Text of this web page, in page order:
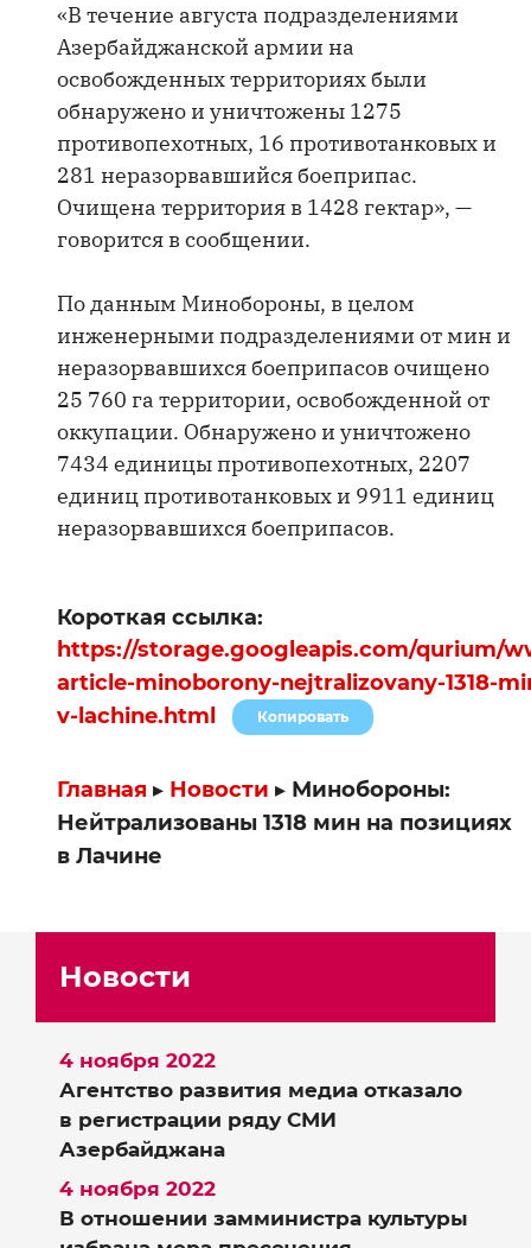
«В течение августа подразделениями
Азербайджанской армии на
освобожденных территориях были
обнаружено и уничтожены 1275
противопехотных, 16 противотанковых и
281 неразорвавшийся боеприпас.
Очищена территория в 1428 гектар», —
говорится в сообщении.
По данным Минобороны, в целом
инженерными подразделениями от мин и
неразорвавшихся боеприпасов очищено
25 760 га территории, освобожденной от
оккупации. Обнаружено и уничтожено
7434 единицы противопехотных, 2207
единиц противотанковых и 9911 единиц
неразорвавшихся боеприпасов.
Короткая ссылка:
https://storage.googleapis.com/qurium/
article-minoborony-nejtralizovany-1318-
v-lachine.html
Копировать
Главная ▸ Новости ▸ Минобороны:
Нейтрализованы 1318 мин на позициях
в Лачине
Новости
Агентство развития медиа отказало
в регистрации ряду СМИ
Азербайджана
4 ноября 2022
В отношении замминистра культуры
4 ноября 2022